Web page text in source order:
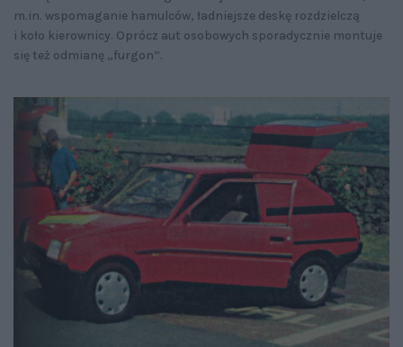
m.in. wspomaganie hamulców, ładniejsze deskę rozdzielczą
i koło kierownicy. Oprócz aut osobowych sporadycznie montuje
się też odmianę „furgon”.